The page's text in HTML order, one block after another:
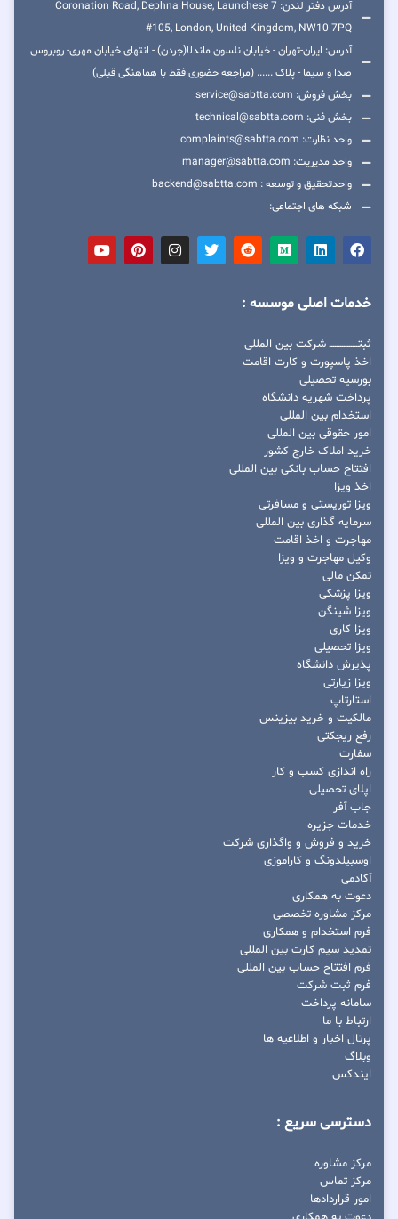
آدرس دفتر لندن: 7 Coronation Road, Dephna House, Launchese
#105, London, United Kingdom, NW10 7PQ
آدرس: ایران-تهران - خیابان نلسون ماندلا(جردن) - انتهای خیابان مهری- روبروس
صدا و سیما - پلاک ...... (مراجعه حضوری فقط با هماهنگی قبلی)
بخش فروش: service@sabtta.com
بخش فنی: technical@sabtta.com
واحد نظارت: complaints@sabtta.com
واحد مدیریت: manager@sabtta.com
واحدتحقیق و توسعه : backend@sabtta.com
شبکه های اجتماعی:
خدمات اصلی موسسه :
ثبتــــــــــــــــ شرکت بین المللی
اخذ پاسپورت و کارت اقامت
بورسیه تحصیلی
پرداخت شهریه دانشگاه
استخدام بین المللی
امور حقوقی بین المللی
خرید املاک خارج کشور
افتتاح حساب بانکی بین المللی
اخذ ویزا
ویزا توریستی و مسافرتی
سرمایه گذاری بین المللی
مهاجرت و اخذ اقامت
وکیل مهاجرت و ویزا
تمکن مالی
ویزا پزشکی
ویزا شینگن
ویزا کاری
ویزا تحصیلی
پذیرش دانشگاه
ویزا زیارتی
استارتاپ
مالکیت و خرید بیزینس
رفع ریجکتی
سفارت
راه اندازی کسب و کار
اپلای تحصیلی
جاب آفر
خدمات جزیره
خرید و فروش و واگذاری شرکت
اوسبیلدونگ و کاراموزی
آکادمی
دعوت به همکاری
مرکز مشاوره تخصصی
فرم استخدام و همکاری
تمدید سیم کارت بین المللی
فرم افتتاح حساب بین المللی
فرم ثبت شرکت
سامانه پرداخت
ارتباط با ما
پرتال اخبار و اطلاعیه ها
وبلاگ
ایندکس
دسترسی سریع :
مرکز مشاوره
مرکز تماس
امور قراردادها